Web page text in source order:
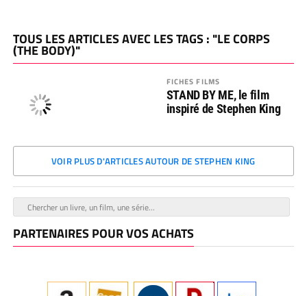
TOUS LES ARTICLES AVEC LES TAGS : "LE CORPS
(THE BODY)"
FICHES FILMS
STAND BY ME, le film
inspiré de Stephen King
VOIR PLUS D'ARTICLES AUTOUR DE STEPHEN KING
PARTENAIRES POUR VOS ACHATS